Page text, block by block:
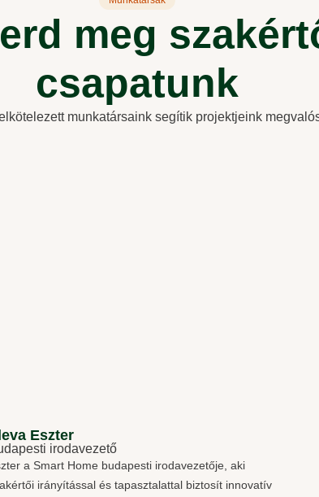
meg
csapatunk
munkatársaink segítik projektjeink
Eszter
irodavezető
a Smart Home budapesti irodavezetője, aki
irányítással és tapasztalattal biztosít innovatív